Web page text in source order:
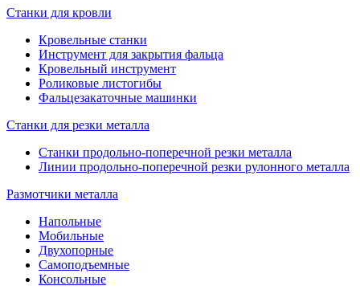
Станки для кровли
Кровельные станки
Инструмент для закрытия фальца
Кровельный инструмент
Роликовые листогибы
Фальцезакаточные машинки
Станки для резки металла
Станки продольно-поперечной резки металла
Линии продольно-поперечной резки рулонного металла
Размотчики металла
Напольные
Мобильные
Двухопорные
Самоподъемные
Консольные